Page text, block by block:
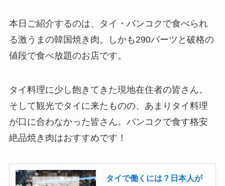
本日ご紹介するのは、タイ・バンコクで食べられ
る激うまの韓国焼き肉。しかも290バーツと破格の
値段で食べ放題のお店です。
タイ料理に少し飽きてきた現地在住者の皆さん。
そして観光でタイに来たものの、あまりタイ料理
が口に合わなかった皆さん。バンコクで食す格安
絶品焼き肉はおすすめです！
タイで働くには？日本人が